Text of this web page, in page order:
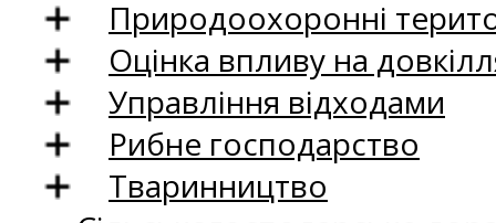
Природоохоронні
Оцінка впливу на
Управління відходами
Рибне господарство
Тваринництво